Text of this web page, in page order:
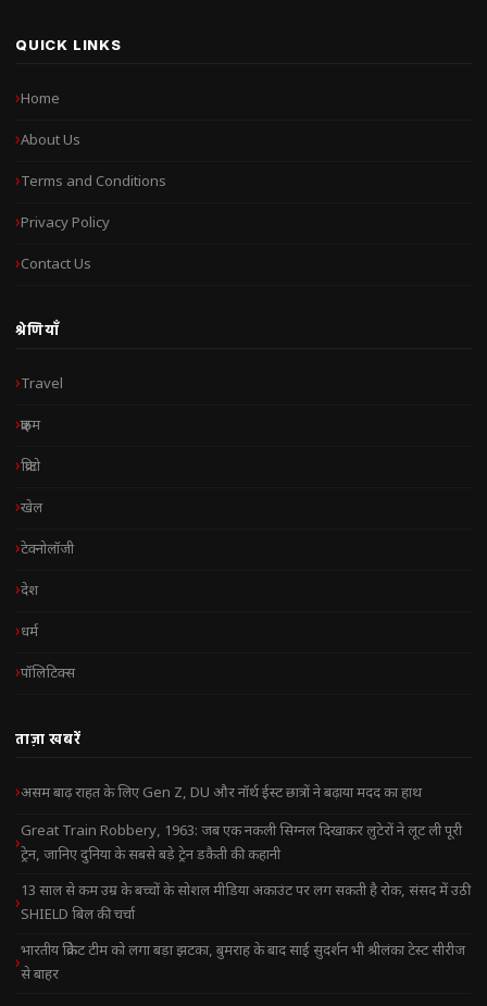
QUICK LINKS
Home
About Us
Terms and Conditions
Privacy Policy
Contact Us
श्रेणियाँ
Travel
क्राइम
क्रिप्टो
खेल
टेक्नोलॉजी
देश
धर्म
पॉलिटिक्स
ताज़ा खबरें
असम बाढ़ राहत के लिए Gen Z, DU और नॉर्थ ईस्ट छात्रों ने बढ़ाया मदद का हाथ
Great Train Robbery, 1963: जब एक नकली सिग्नल दिखाकर लुटेरों ने लूट ली पूरी
ट्रेन, जानिए दुनिया के सबसे बड़े ट्रेन डकैती की कहानी
13 साल से कम उम्र के बच्चों के सोशल मीडिया अकाउंट पर लग सकती है रोक, संसद में उठी
SHIELD बिल की चर्चा
भारतीय क्रिकेट टीम को लगा बड़ा झटका, बुमराह के बाद साई सुदर्शन भी श्रीलंका टेस्ट सीरीज
से बाहर